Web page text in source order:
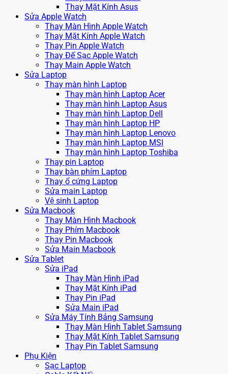
Thay Mặt Kính Asus
Sửa Apple Watch
Thay Màn Hình Apple Watch
Thay Mặt Kính Apple Watch
Thay Pin Apple Watch
Thay Đế Sạc Apple Watch
Thay Main Apple Watch
Sửa Laptop
Thay màn hình Laptop
Thay màn hình Laptop Acer
Thay màn hình Laptop Asus
Thay màn hình Laptop Dell
Thay màn hình Laptop HP
Thay màn hình Laptop Lenovo
Thay màn hình Laptop MSI
Thay màn hình Laptop Toshiba
Thay pin Laptop
Thay bàn phím Laptop
Thay ổ cứng Laptop
Sửa main Laptop
Vệ sinh Laptop
Sửa Macbook
Thay Màn Hình Macbook
Thay Phím Macbook
Thay Pin Macbook
Sửa Main Macbook
Sửa Tablet
Sửa iPad
Thay Màn Hình iPad
Thay Mặt Kính iPad
Thay Pin iPad
Sửa Main iPad
Sửa Máy Tính Bảng Samsung
Thay Màn Hình Tablet Samsung
Thay Mặt Kính Tablet Samsung
Thay Pin Tablet Samsung
Phụ Kiện
Sạc Laptop